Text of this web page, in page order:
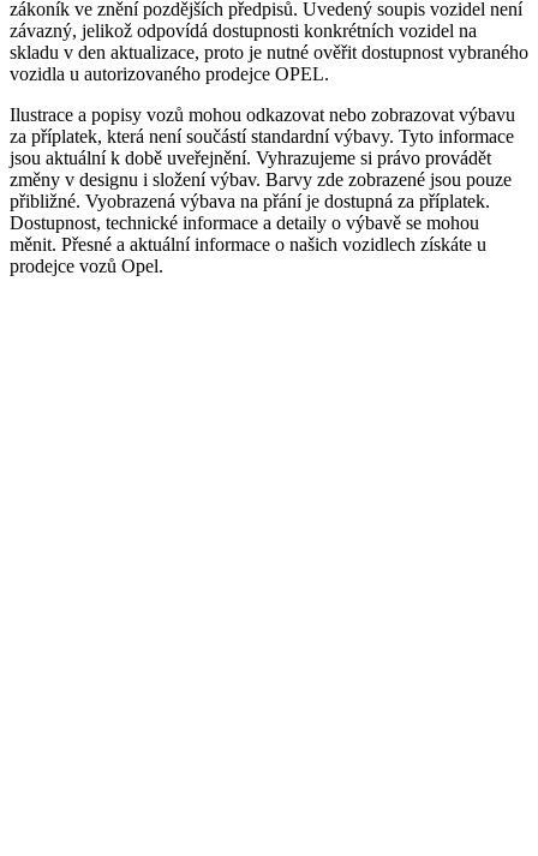
zákoník ve znění pozdějších předpisů. Uvedený soupis vozidel není
závazný, jelikož odpovídá dostupnosti konkrétních vozidel na
skladu v den aktualizace, proto je nutné ověřit dostupnost vybraného
vozidla u autorizovaného prodejce OPEL.
Ilustrace a popisy vozů mohou odkazovat nebo zobrazovat výbavu
za příplatek, která není součástí standardní výbavy. Tyto informace
jsou aktuální k době uveřejnění. Vyhrazujeme si právo provádět
změny v designu i složení výbav. Barvy zde zobrazené jsou pouze
přibližné. Vyobrazená výbava na přání je dostupná za příplatek.
Dostupnost, technické informace a detaily o výbavě se mohou
měnit. Přesné a aktuální informace o našich vozidlech získáte u
prodejce vozů Opel.